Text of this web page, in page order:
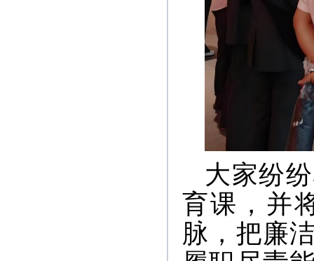
大家纷
育课，并
脉，把廉